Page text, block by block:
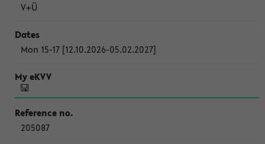
V+Ü
Mon 15-17 [12.10.2026-05.02.2027]
205087